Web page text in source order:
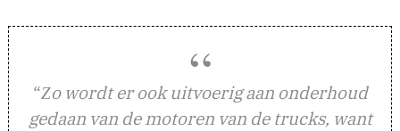
“Zo wordt er ook uitvoerig aan onderhoud
gedaan van de motoren van de trucks, want